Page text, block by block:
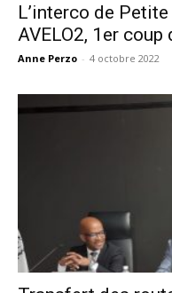
L’interco de
AVELO2, 1er coup
Anne Perzo - 4 octobre 2022